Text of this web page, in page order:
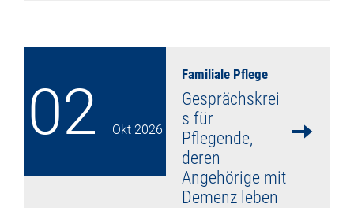
02 Okt 2026
Familiale Pflege
Gesprächskrei
s für
Pflegende,
deren
Angehörige mit
Demenz leben